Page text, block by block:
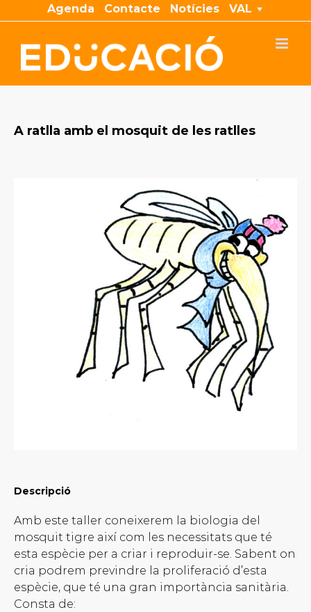
to
content
Agenda Contacte Notícies VAL
A ratlla amb el mosquit de les ratlles
Descripció
Amb este taller coneixerem la biologia del
mosquit tigre així com les necessitats que té
esta espècie per a criar i reproduir-se. Sabent on
cria podrem previndre la proliferació d’esta
espècie, que té una gran importància sanitària.
Consta de: